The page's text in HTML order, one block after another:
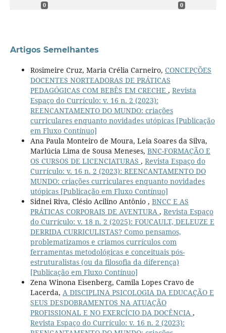
0 0
Artigos Semelhantes
Rosimeire Cruz, Maria Crélia Carneiro, CONCEPÇÕES
DOCENTES NORTEADORAS DE PRÁTICAS
PEDAGÓGICAS COM BEBÊS EM CRECHE , Revista
Espaço do Currículo: v. 16 n. 2 (2023):
REENCANTAMENTO DO MUNDO: criações
curriculares enquanto novidades utópicas [Publicação
em Fluxo Contínuo]
Ana Paula Monteiro de Moura, Leia Soares da Silva,
Marlúcia Lima de Sousa Meneses, BNC-FORMAÇÃO E
OS CURSOS DE LICENCIATURAS , Revista Espaço do
Currículo: v. 16 n. 2 (2023): REENCANTAMENTO DO
MUNDO: criações curriculares enquanto novidades
utópicas [Publicação em Fluxo Contínuo]
Sidnei Riva, Clésio Acilino Antônio , BNCC E AS
PRÁTICAS CORPORAIS DE AVENTURA , Revista Espaço
do Currículo: v. 18 n. 2 (2025): FOUCAULT, DELEUZE E
DERRIDA CURRICULISTAS? Como pensamos,
problematizamos e criamos currículos com
ferramentas metodológicas e conceituais pós-
estruturalistas (ou da filosofia da diferença)
[Publicação em Fluxo Contínuo]
Zena Winona Eisenberg, Camila Lopes Cravo de
Lacerda, A DISCIPLINA PSICOLOGIA DA EDUCAÇÃO E
SEUS DESDOBRAMENTOS NA ATUAÇÃO
PROFISSIONAL E NO EXERCÍCIO DA DOCÊNCIA ,
Revista Espaço do Currículo: v. 16 n. 2 (2023):